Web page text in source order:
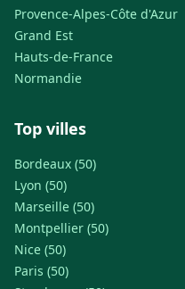
Provence-Alpes-Côte d'Azur
Grand Est
Hauts-de-France
Normandie
Top villes
Bordeaux (50)
Lyon (50)
Marseille (50)
Montpellier (50)
Nice (50)
Paris (50)